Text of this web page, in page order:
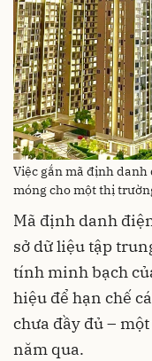
Việc gắn mã định danh
móng cho một thị
Mã định danh
sở dữ liệu tập
tính minh bạch
hiệu để hạn chế
chưa đầy đủ –
năm qua.